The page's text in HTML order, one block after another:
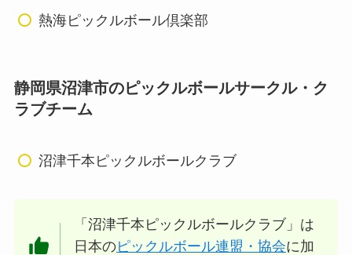
熱海ピックルボール倶楽部
静岡県沼津市のピックルボールサークル・ク
ラブチーム
沼津千本ピックルボールクラブ
「沼津千本ピックルボールクラブ」は
日本のピックルボール連盟・協会に加